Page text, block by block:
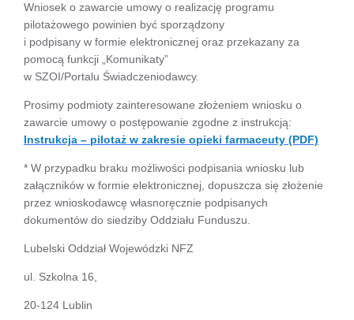
Wniosek o zawarcie umowy o realizację programu
pilotażowego powinien być sporządzony
i podpisany w formie elektronicznej oraz przekazany za
pomocą funkcji „Komunikaty”
w SZOI/Portalu Świadczeniodawcy.
Prosimy podmioty zainteresowane złożeniem wniosku o
zawarcie umowy o postępowanie zgodne z instrukcją:
Instrukcja – pilotaż w zakresie opieki farmaceuty (PDF)
* W przypadku braku możliwości podpisania wniosku lub
załączników w formie elektronicznej, dopuszcza się złożenie
przez wnioskodawcę własnoręcznie podpisanych
dokumentów do siedziby Oddziału Funduszu.
Lubelski Oddział Wojewódzki NFZ
ul. Szkolna 16,
20-124 Lublin